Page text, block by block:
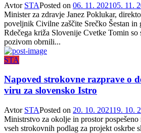
Avtor STAPosted on 06. 11. 202105. 11.
Minister za zdravje Janez Poklukar,
poveljnik Civilne zaščite Srečko Šestan in
Rdečega križa Slovenije Cvetke Tomin so
pozivom obrnili...
STA
Napoved strokovne razprave o
viru za slovensko Istro
Avtor STAPosted on 20. 10. 202119. 10.
Ministrstvo za okolje in prostor
vseh strokovnih podlag za projekt oskrbe